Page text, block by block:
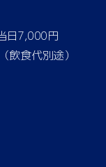
日7,000円
食代別途）